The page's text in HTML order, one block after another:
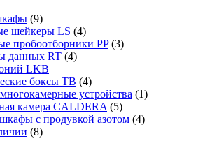
(9)
шейкеры LS (4)
пробоотборники PP (3)
данных RT (4)
LKB
боксы TB (4)
устройства (1)
камера CALDERA (5)
с продувкой азотом (4)
(8)